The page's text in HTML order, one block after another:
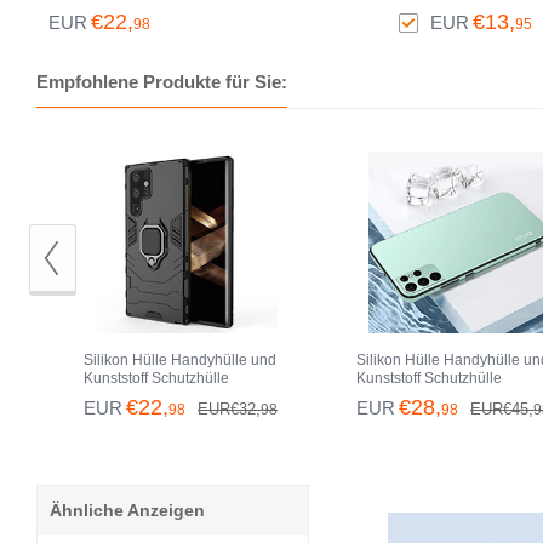
Hartschalen Tasche mit
Magnetisch Fingerring Ständer
EUR €22,98
Panzerfolie Gehärtetes
Glas Glasfolie Skins
EUR €13,95
Empfohlene Produkte für Sie:
Silikon Hülle Handyhülle und
Kunststoff Schutzhülle
Hartschalen Tasche mit
Magnetisch Fingerring Ständer
EUR €22,98 EUR€32,98
Silikon Hülle Handyhülle
Kunststoff Schutzhülle
Hartschalen Tasche für
Samsung Galaxy S25 Ultra
EUR €28,98 EUR€45,
Ähnliche Anzeigen